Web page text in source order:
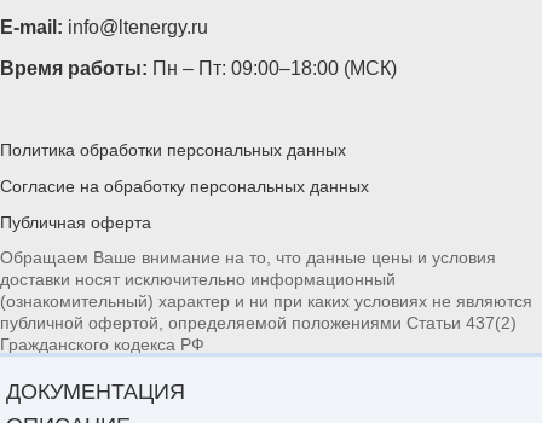
ДОКУМЕНТАЦИЯ
E-mail: info@ltenergy.ru
Время работы: Пн – Пт: 09:00–18:00 (МСК)
Политика обработки персональных данных
Согласие на обработку персональных данных
Публичная оферта
Обращаем Ваше внимание на то, что данные цены и условия
доставки носят исключительно информационный
(ознакомительный) характер и ни при каких условиях не являются
публичной офертой, определяемой положениями Статьи 437(2)
Гражданского кодекса РФ
Расчёт стоимости и сроков доставки предоставлен сервисом
© 2026 ООО «СТ Энерго»